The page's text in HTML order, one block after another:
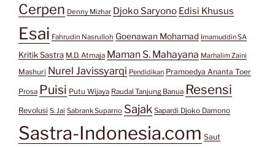
Cerpen Denny Mizhar Djoko Saryono Edisi Khusus
Esai Fahrudin Nasrulloh Goenawan Mohamad Imamuddin SA
Kritik Sastra M.D. Atmaja Maman S. Mahayana Marhalim Zaini
Mashuri Nurel Javissyarqi Pendidikan Pramoedya Ananta Toer
Prosa Puisi Putu Wijaya Raudal Tanjung Banua Resensi
Revolusi S. Jai Sabrank Suparno Sajak Sapardi Djoko Damono
Sastra-Indonesia.com Saut